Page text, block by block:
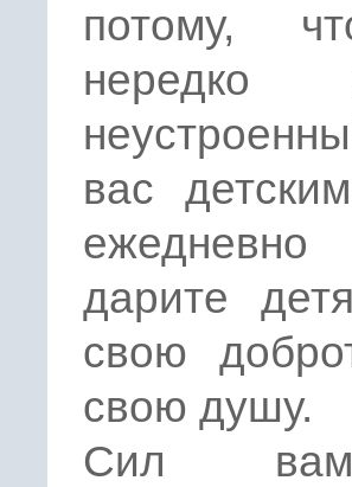
потому,
нередко
вас
дарите
свою
свою душу.
Сил